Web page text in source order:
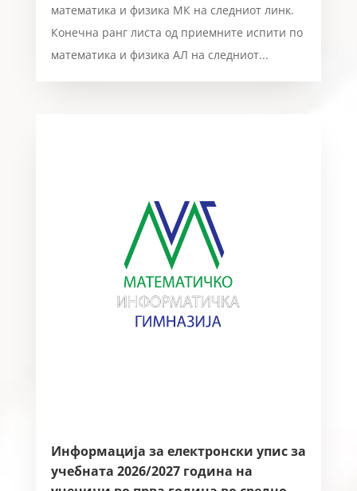
математика и физика МК на следниот линк.
Конечна ранг листа од приемните испити по
математика и физика АЛ на следниот...
Информација за електронски упис за
учебната 2026/2027 година на